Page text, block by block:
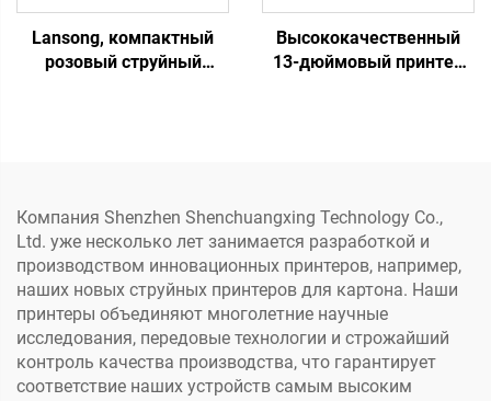
Lansong, компактный
розовый струйный
Высококачественный
13-дюймовый принтер
Компания Shenzhen Shenchuangxing Technology Co.,
Ltd. уже несколько лет занимается разработкой и
производством инновационных принтеров, например,
наших новых струйных принтеров для картона. Наши
принтеры объединяют многолетние научные
исследования, передовые технологии и строжайший
контроль качества производства, что гарантирует
соответствие наших устройств самым высоким